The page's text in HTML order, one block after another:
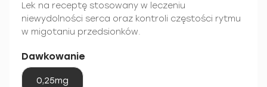
Lek na receptę stosowany w leczeniu
niewydolności serca oraz kontroli częstości rytmu
w migotaniu przedsionków.
Dawkowanie
0,25mg